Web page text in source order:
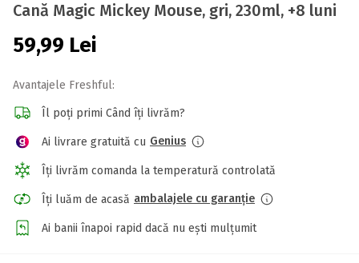
Cană Magic Mickey Mouse, gri, 230ml, +8 luni
59,99 Lei
Avantajele Freshful:
Îl poți primi Când îți livrăm?
Ai livrare gratuită cu Genius
Îți livrăm comanda la temperatură controlată
Îți luăm de acasă ambalajele cu garanție
Ai banii înapoi rapid dacă nu ești mulțumit